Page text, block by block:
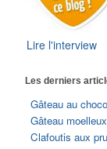
Lire l'interview
Les derniers
Gâteau au
Gâteau
Clafoutis aux